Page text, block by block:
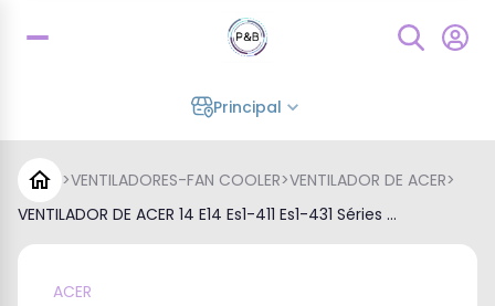
Principal
>VENTILADORES-FAN COOLER>VENTILADOR DE ACER>
VENTILADOR DE ACER 14 E14 Es1-411 Es1-431 Séries ...
ACER